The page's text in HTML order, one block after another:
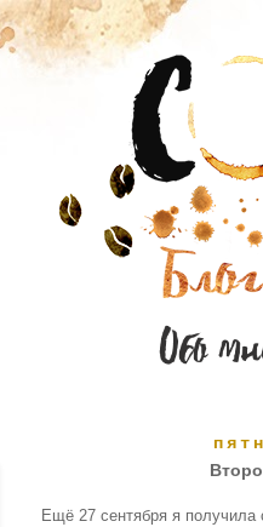
Ещё 27 сентября я получила